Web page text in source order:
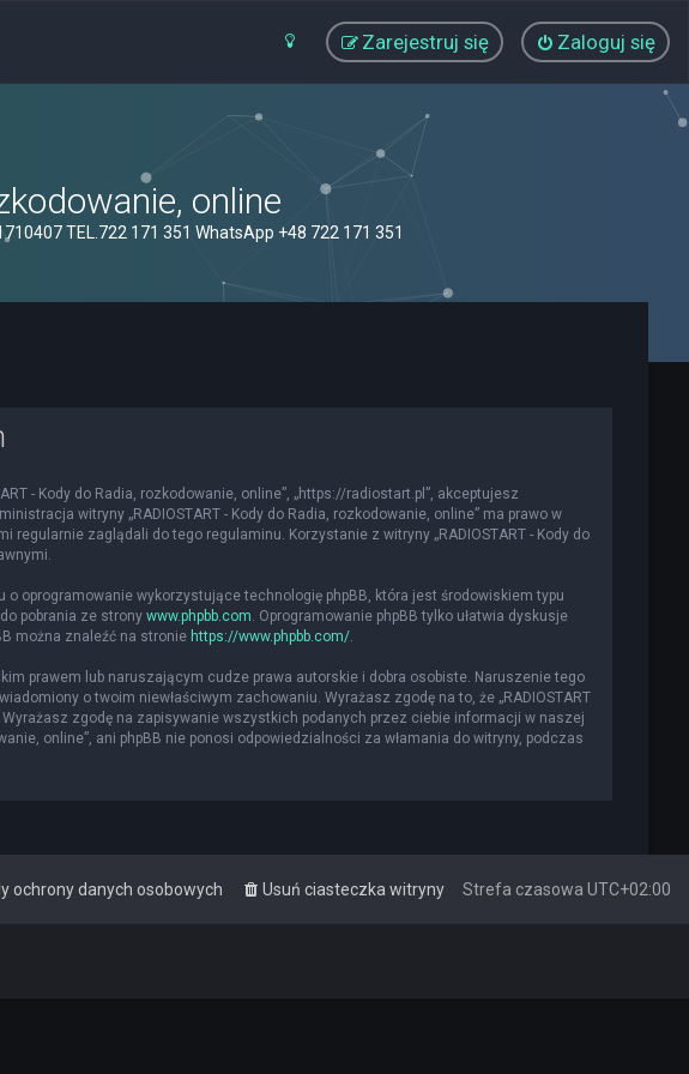
Zaloguj się
Zarejestruj się
online
TEL.722 171 351 WhatsApp +48 722 171 351
- Kody do Radia, rozkodowanie, online”, „https://radiostart.pl”, akceptujesz
witryny „RADIOSTART - Kody do Radia, rozkodowanie, online” ma prawo w
zaglądali do tego regulaminu. Korzystanie z witryny „RADIOSTART - Kody do
o oprogramowanie wykorzystujące technologię phpBB, która jest środowiskiem typu
pobrania ze strony www.phpbb.com. Oprogramowanie phpBB tylko ułatwia dyskusje
można znaleźć na stronie https://www.phpbb.com/.
prawem lub naruszającym cudze prawa autorskie i dobra osobiste. Naruszenie tego
o twoim niewłaściwym zachowaniu. Wyrażasz zgodę na to, że „RADIOSTART
zgodę na zapisywanie wszystkich podanych przez ciebie informacji w naszej
online”, ani phpBB nie ponosi odpowiedzialności za włamania do witryny, podczas
Strefa czasowa UTC+02:00
Usuń ciasteczka witryny
ochrony danych osobowych